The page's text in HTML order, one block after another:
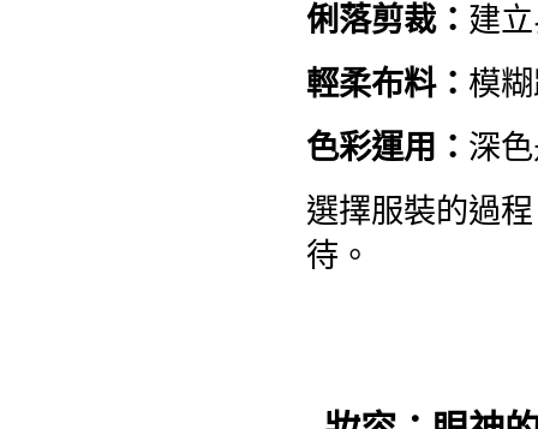
俐落剪裁： 建
輕柔布料： 模
色彩運用： 深
選擇服裝的過
待。